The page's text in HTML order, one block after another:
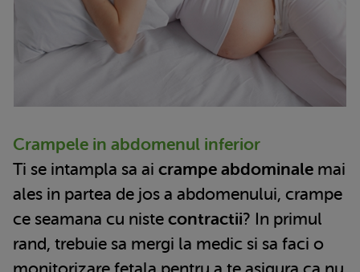
Crampele in abdomenul inferior
Ti se intampla sa ai crampe abdominale mai
ales in partea de jos a abdomenului, crampe
ce seamana cu niste contractii? In primul
rand, trebuie sa mergi la medic si sa faci o